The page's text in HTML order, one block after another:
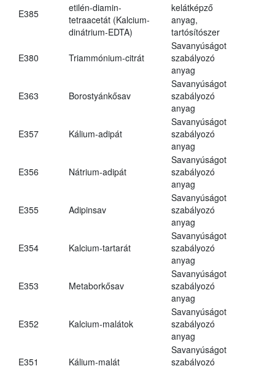
E385
etilén-diamin-
tetraacetát (Kalcium-
dinátrium-EDTA)
kelátképző
anyag,
tartósítószer
E380 Triammónium-citrát
Savanyúságot
szabályozó
anyag
E363 Borostyánkősav
Savanyúságot
szabályozó
anyag
E357 Kálium-adipát
Savanyúságot
szabályozó
anyag
E356 Nátrium-adipát
Savanyúságot
szabályozó
anyag
E355 Adipinsav
Savanyúságot
szabályozó
anyag
E354 Kalcium-tartarát
Savanyúságot
szabályozó
anyag
E353 Metaborkősav
Savanyúságot
szabályozó
anyag
E352 Kalcium-malátok
Savanyúságot
szabályozó
anyag
E351 Kálium-malát
Savanyúságot
szabályozó